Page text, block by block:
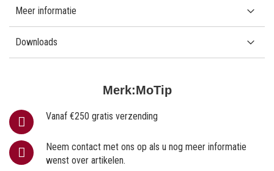
Merk:MoTip
Vanaf €250 gratis verzending
Neem contact met ons op als u nog meer informatie
wenst over artikelen.
Meer informatie
Downloads